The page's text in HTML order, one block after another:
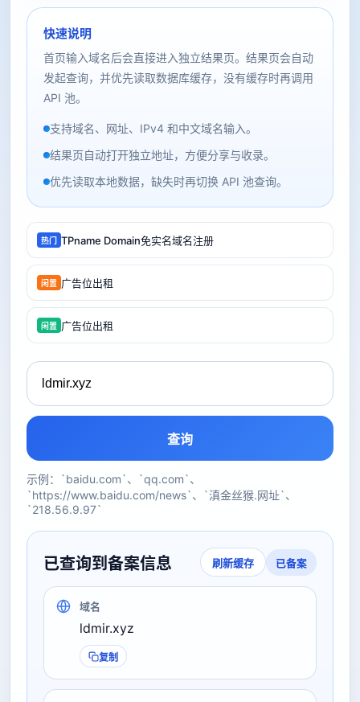
快速说明
首页输入域名后会直接进入独立结果页。结果页会自动
发起查询，并优先读取数据库缓存，没有缓存时再调用
API 池。
支持域名、网址、IPv4 和中文域名输入。
结果页自动打开独立地址，方便分享与收录。
优先读取本地数据，缺失时再切换 API 池查询。
热门 TPname Domain免实名域名注册
闲置 广告位出租
闲置 广告位出租
查询
示例：`baidu.com`、`qq.com`、
`https://www.baidu.com/news`、`滇金丝猴.网址`、
`218.56.9.97`
已查询到备案信息 刷新缓存 已备案
域名
ldmir.xyz
复制